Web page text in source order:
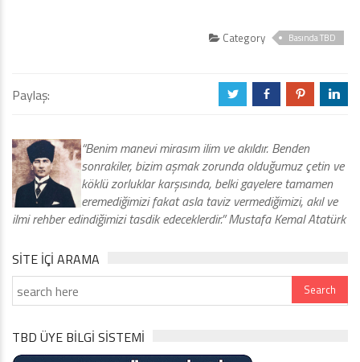
Category Basında TBD
Paylaş: a b d j
“Benim manevi mirasım ilim ve akıldır. Benden
sonrakiler, bizim aşmak zorunda olduğumuz çetin ve
köklü zorluklar karşısında, belki gayelere tamamen
eremediğimizi fakat asla taviz vermediğimizi, akıl ve
ilmi rehber edindiğimizi tasdik edeceklerdir.” Mustafa Kemal Atatürk
SITE IÇI ARAMA
TBD ÜYE BİLGİ SİSTEMİ